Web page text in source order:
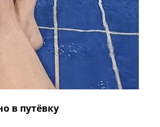
в путёвку